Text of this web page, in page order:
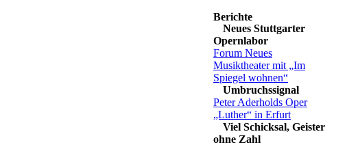
Neues Stuttgarter
Opernlabor
Forum Neues
Musiktheater mit „Im
Spiegel wohnen“
Umbruchssignal
Peter Aderholds Oper
„Luther“ in Erfurt
Viel Schicksal, Geister
ohne Zahl